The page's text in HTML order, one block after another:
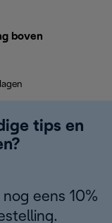
boven
tips en
eens 10%